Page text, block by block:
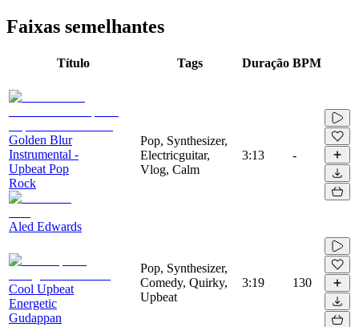
Faixas semelhantes
Título Tags Duração BPM
Golden Blur
Instrumental -
Upbeat Pop
Rock
Aled Edwards
Pop, Synthesizer,
Electricguitar,
Vlog, Calm
3:13 -
Cool Upbeat
Energetic
Gudappan
Pop, Synthesizer,
Comedy, Quirky,
Upbeat
3:19 130